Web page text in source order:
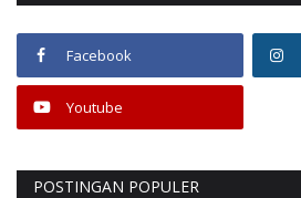
Facebook
Youtube
POSTINGAN POPULER